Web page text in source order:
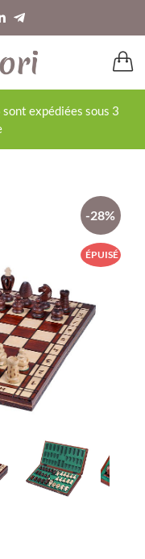
expédiées sous 3
-28%
ÉPUISÉ